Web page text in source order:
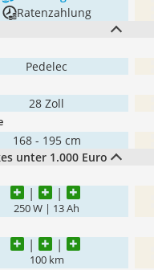
Ratenzahlung
Pedelec
28 Zoll
168 - 195 cm
unter 1.000 Euro
250 W | 13 Ah
100 km